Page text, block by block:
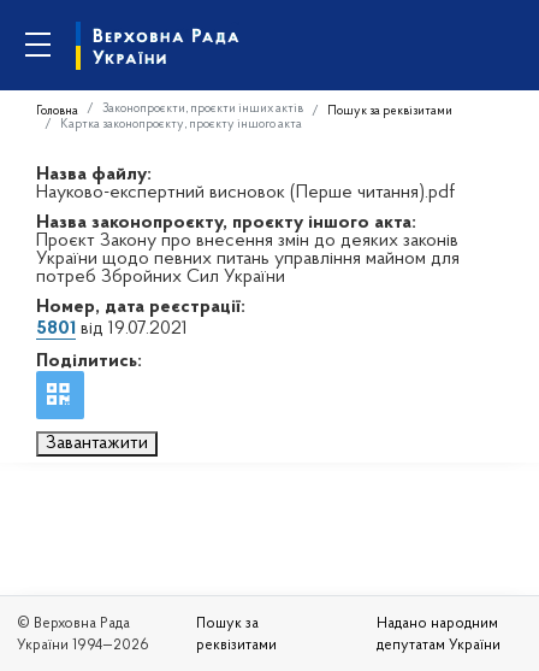
Головна Законопроєкти, проєкти інших актів
Пошук за реквізитами
Картка законопроєкту, проєкту іншого акта
Назва файлу:
Науково-експертний висновок (Перше читання).pdf
Назва законопроєкту, проєкту іншого акта:
Проєкт Закону про внесення змін до деяких законів
України щодо певних питань управління майном для
потреб Збройних Сил України
Номер, дата реєстрації:
5801 від 19.07.2021
Поділитись:
Завантажити
© Верховна Рада
України 1994—2026
Пошук за
реквізитами
Надано народним
депутатам України